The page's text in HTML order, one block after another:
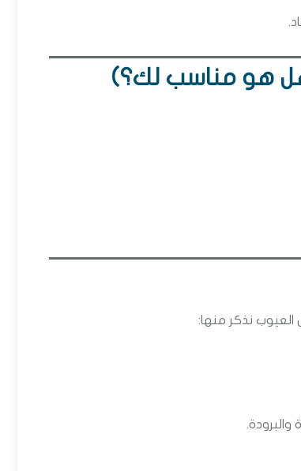
(هل هو مناسب لك؟)
العيوب نذكر منها:
والبرودة.